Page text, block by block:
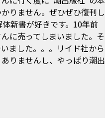
りません。ぜひぜひ復刊し
新書が好きです。10年前
に売ってしまいました。そ
ました。。。リイド社から
りませんし、やっぱり潮出